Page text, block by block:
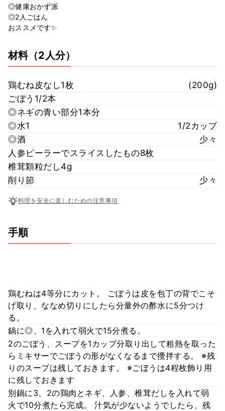
◎健康おかず派
◎2人ごはん
おススメです✨
材料（2人分）
鶏むね皮なし1枚
(200g)
ごぼう1/2本
◎ネギの青い部分1本分
◎水1
1/2カップ
◎酒
少々
人参ピーラーでスライスしたもの8枚
椎茸顆粒だし4g
削り節
少々
料理を安全に楽しむための注意事項
手順
鶏むねは4等分にカット。 ごぼうは皮を包丁の背でこそ
げ取り、ななめ切りにしたら分量外の酢水に5分つけ
る。
鍋に◎、1を入れて弱火で15分煮る。
2のごぼう、スープを1カップ分取り出して粗熱を取った
らミキサーでごぼうの形がなくなるまで攪拌する。 ※残
りのスープは残しておきます。 ※ごぼうは4程枚飾り用
に残しておきます
別鍋に3、2の鶏肉とネギ、人参、椎茸だしを入れて弱
火で10分煮たら完成。 汁気が少ないようでしたら、残